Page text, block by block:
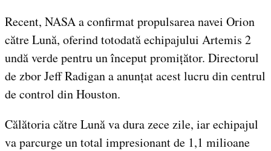
Recent, NASA a confirmat propulsarea navei Orion
către Lună, oferind totodată echipajului Artemis 2
undă verde pentru un început promițător. Directorul
de zbor Jeff Radigan a anunțat acest lucru din centrul
de control din Houston.
Călătoria către Lună va dura zece zile, iar echipajul
va parcurge un total impresionant de 1,1 milioane